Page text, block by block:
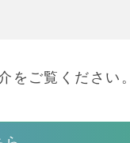
をご覧ください。